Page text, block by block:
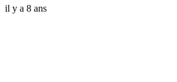
il y a 8 ans